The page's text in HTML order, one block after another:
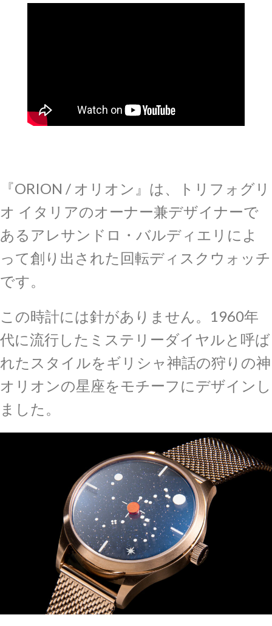
『ORION / オリオン』は、トリフォグリ
オ イタリアのオーナー兼デザイナーで
あるアレサンドロ・バルディエリによ
って創り出された回転ディスクウォッチ
です。
この時計には針がありません。1960年
代に流行したミステリーダイヤルと呼ば
れたスタイルをギリシャ神話の狩りの神
オリオンの星座をモチーフにデザインし
ました。